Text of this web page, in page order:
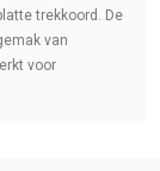
trekkoord. De
van
voor